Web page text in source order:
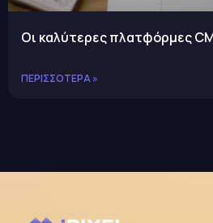
Οι καλύτερες πλατφόρμες
ΠΕΡΙΣΣΌΤΕΡΑ »